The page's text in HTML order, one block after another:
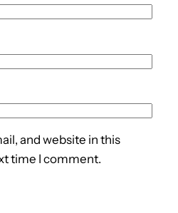
and website in this
time I comment.